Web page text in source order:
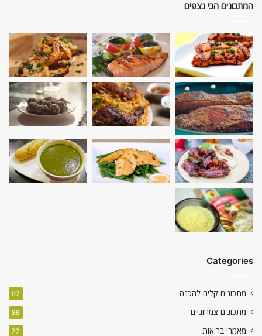
המתכונים הכי נצפים
Categories
מתכונים קלים להכנה 97
מתכונים צמחוניים 86
מאמרי בריאות 77